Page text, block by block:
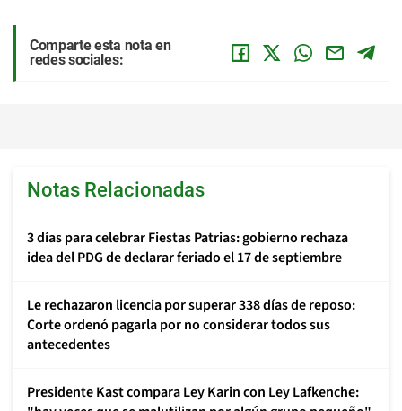
Comparte esta nota en
redes sociales:
Notas Relacionadas
3 días para celebrar Fiestas Patrias: gobierno rechaza
idea del PDG de declarar feriado el 17 de septiembre
Le rechazaron licencia por superar 338 días de reposo:
Corte ordenó pagarla por no considerar todos sus
antecedentes
Presidente Kast compara Ley Karin con Ley Lafkenche: